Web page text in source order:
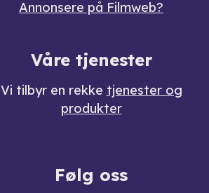
Annonsere på Filmweb?
Våre tjenester
Vi tilbyr en rekke tjenester og
produkter
Følg oss